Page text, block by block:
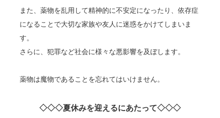
また、薬物を乱用して精神的に不安定になったり、依存症
になることで大切な家族や友人に迷惑をかけてしまいま
す。
さらに、犯罪など社会に様々な悪影響を及ぼします。
薬物は魔物であることを忘れてはいけません。
◇◇◇夏休みを迎えるにあたって◇◇◇